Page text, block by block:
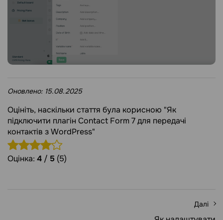
Оновлено: 15.08.2025
Оцініть, наскільки стаття була корисною "Як
підключити плагін Contact Form 7 для передачі
контактів з WordPress"
Оцінка: 4 / 5 (5)
Далі